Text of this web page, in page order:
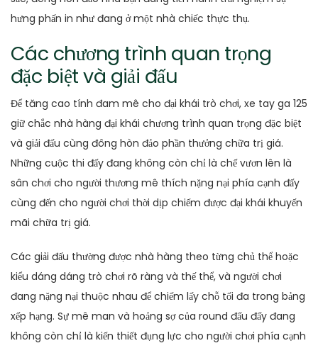
hưng phấn in như đang ở một nhà chiếc thực thụ.
Các chương trình quan trọng
đặc biệt và giải đấu
Để tăng cao tính đam mê cho đại khái trò chơi, xe tay ga 125
giữ chắc nhà hàng đại khái chương trình quan trọng đặc biệt
và giải đấu cùng đông hòn đảo phần thưởng chữa trị giá.
Những cuộc thi đấy đang không còn chỉ là chế vươn lên là
sân chơi cho người thương mê thích nặng nại phía cạnh đấy
cùng đến cho người chơi thời dịp chiếm được đại khái khuyến
mãi chữa trị giá.
Các giải đấu thường được nhà hàng theo từng chủ thể hoặc
kiểu dáng dáng trò chơi rõ ràng và thế thể, và người chơi
đang nặng nại thuộc nhau để chiếm lấy chỗ tối đa trong bảng
xếp hạng. Sự mê man và hoảng sợ của round đấu đấy đang
không còn chỉ là kiến thiết đụng lực cho người chơi phía cạnh